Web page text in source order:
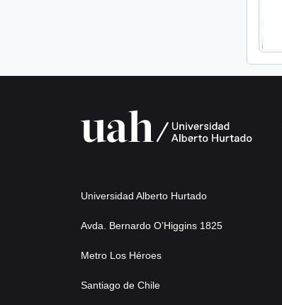
Universidad Alberto Hurtado
Avda. Bernardo O’Higgins 1825
Metro Los Héroes
Santiago de Chile